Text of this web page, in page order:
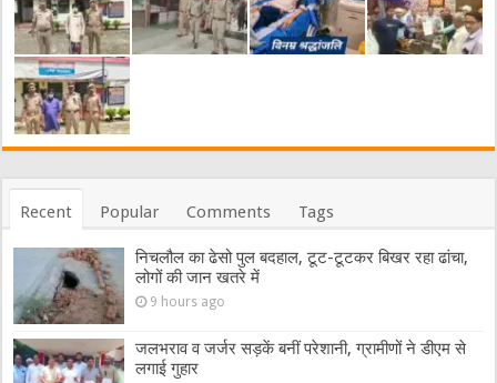
Recent Popular Comments Tags
निचलौल का ढेसो पुल बदहाल, टूट-टूटकर बिखर रहा ढांचा,
लोगों की जान खतरे में
9 hours ago
जलभराव व जर्जर सड़कें बनीं परेशानी, ग्रामीणों ने डीएम से
लगाई गुहार